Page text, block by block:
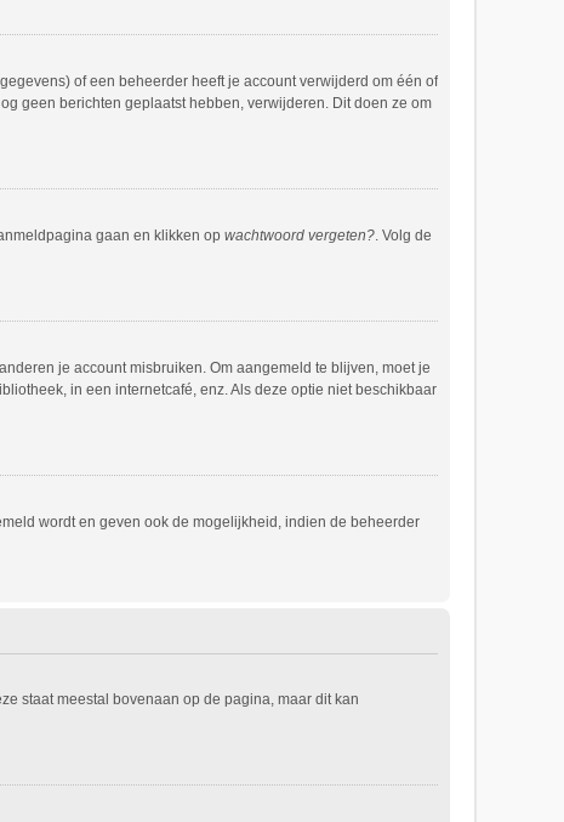
of een beheerder heeft je account verwijderd om één of
geen berichten geplaatst hebben, verwijderen. Dit doen ze om
gaan en klikken op wachtwoord vergeten?. Volg de
je account misbruiken. Om aangemeld te blijven, moet je
in een internetcafé, enz. Als deze optie niet beschikbaar
wordt en geven ook de mogelijkheid, indien de beheerder
staat meestal bovenaan op de pagina, maar dit kan